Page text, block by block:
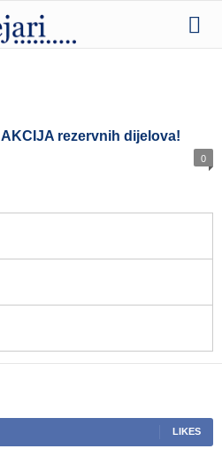
AKCIJA rezervnih dijelova!
0
LIKES